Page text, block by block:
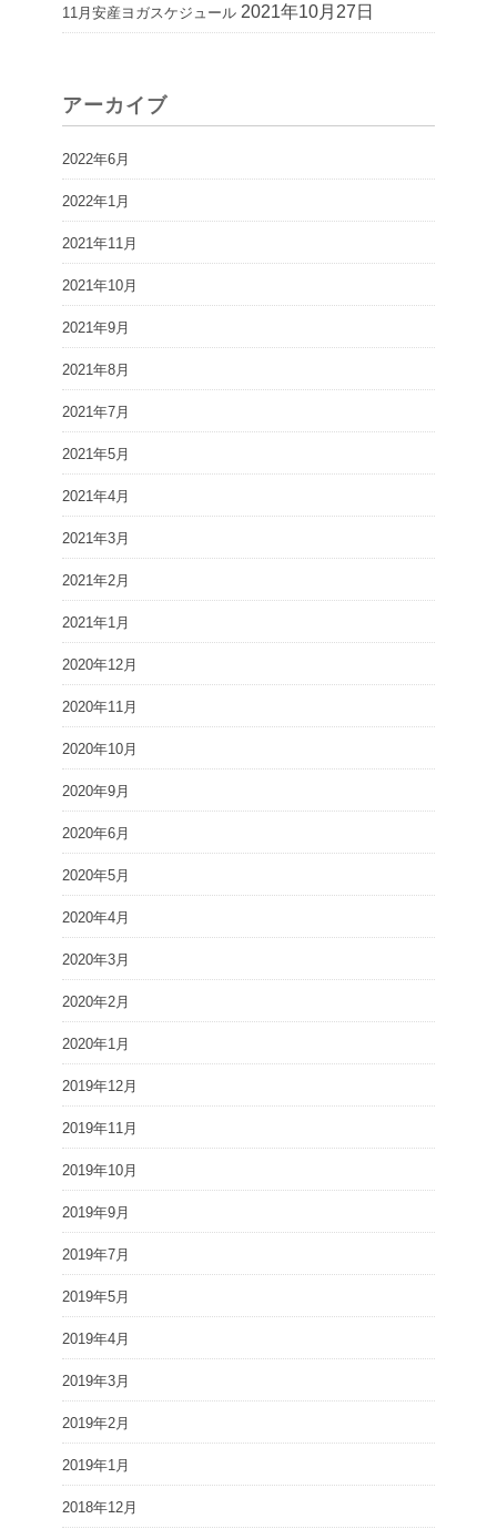
11月安産ヨガスケジュール 2021年10月27日
アーカイブ
2022年6月
2022年1月
2021年11月
2021年10月
2021年9月
2021年8月
2021年7月
2021年5月
2021年4月
2021年3月
2021年2月
2021年1月
2020年12月
2020年11月
2020年10月
2020年9月
2020年6月
2020年5月
2020年4月
2020年3月
2020年2月
2020年1月
2019年12月
2019年11月
2019年10月
2019年9月
2019年7月
2019年5月
2019年4月
2019年3月
2019年2月
2019年1月
2018年12月